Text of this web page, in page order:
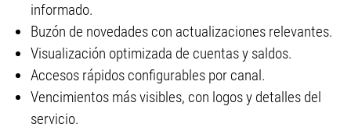
informado.
Buzón de novedades con actualizaciones relevantes.
Visualización optimizada de cuentas y saldos.
Accesos rápidos configurables por canal.
Vencimientos más visibles, con logos y detalles del
servicio.